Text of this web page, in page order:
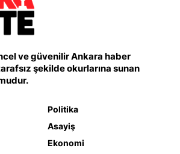
ve güvenilir Ankara haber
şekilde okurlarına sunan
Politika
Asayiş
Ekonomi